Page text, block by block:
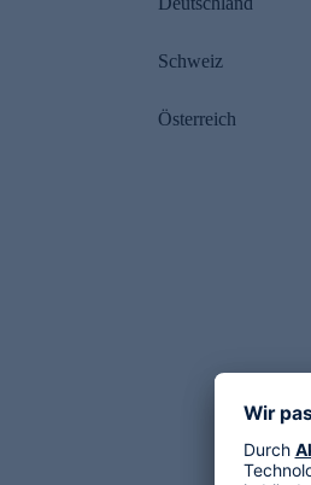
Schweiz
Österreich